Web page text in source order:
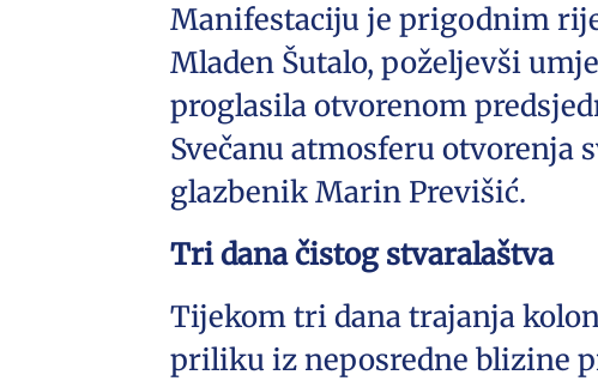
Manifestaciju je prigodnim
Mladen Šutalo, poželjevši
proglasila otvorenom
Svečanu atmosferu
glazbenik Marin Previšić.
Tri dana čistog stvaralaštva
Tijekom tri dana trajanja
priliku iz neposredne blizine